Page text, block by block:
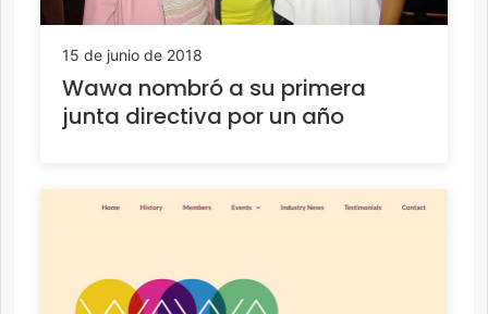
15 de junio de 2018
Wawa nombró a su primera
junta directiva por un año